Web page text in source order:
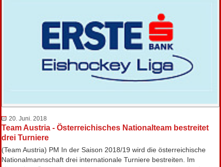
20. Juni. 2018
Team Austria - Österreichisches Nationalteam bestreitet
drei Turniere
(Team Austria) PM In der Saison 2018/19 wird die österreichische
Nationalmannschaft drei internationale Turniere bestreiten. Im